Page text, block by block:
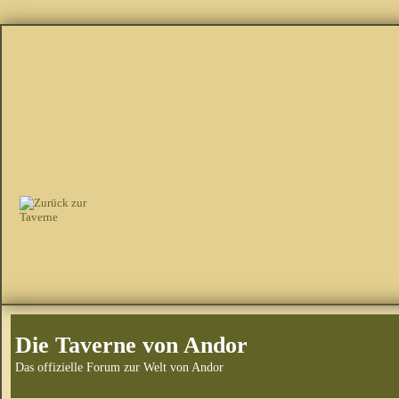
Die Taverne von Andor
Das offizielle Forum zur Welt von Andor